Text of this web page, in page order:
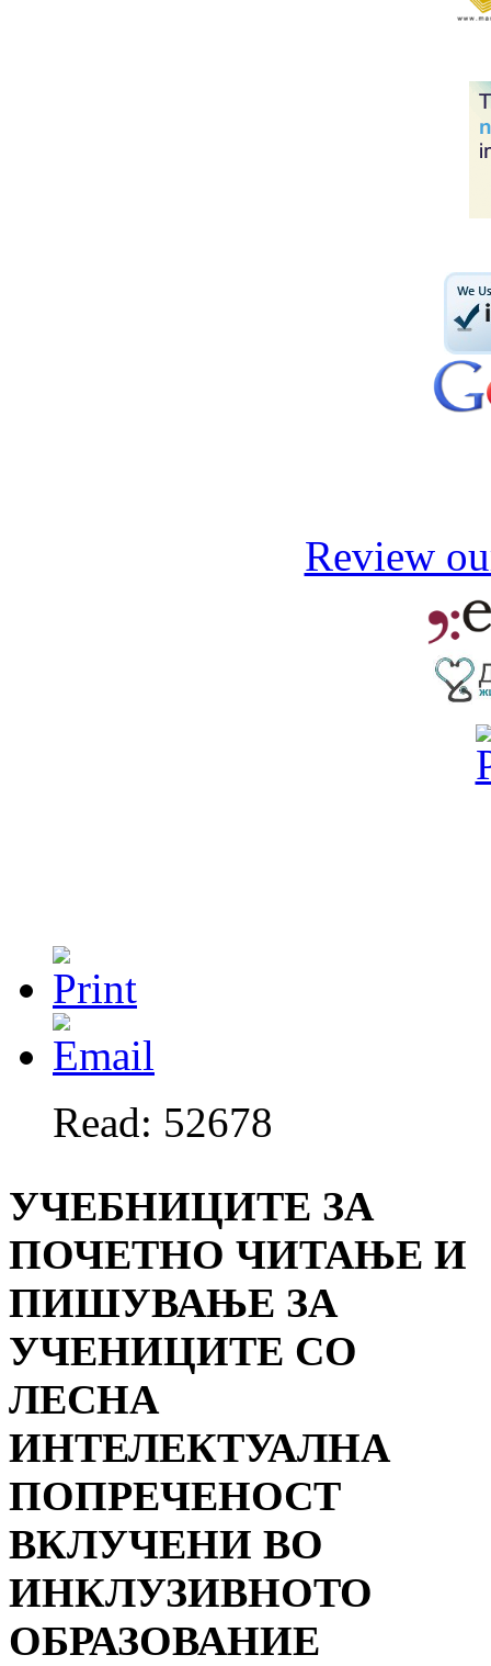
Review
Read: 52678
УЧЕБНИЦИТЕ ЗА
ПОЧЕТНО ЧИТАЊЕ И
ПИШУВАЊЕ ЗА
УЧЕНИЦИТЕ СО
ЛЕСНА
ИНТЕЛЕКТУАЛНА
ПОПРЕЧЕНОСТ
ВКЛУЧЕНИ ВО
ИНКЛУЗИВНОТО
ОБРАЗОВАНИЕ